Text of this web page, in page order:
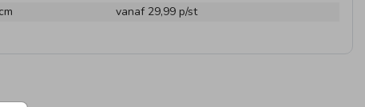
vanaf 29,99 p/st